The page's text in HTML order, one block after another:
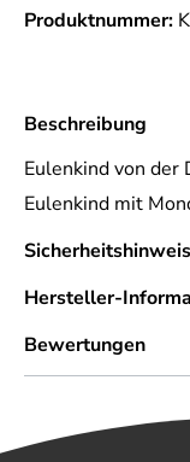
Produktnummer:
Beschreibung
Eulenkind von der
Eulenkind mit
Hersteller-
Bewertungen